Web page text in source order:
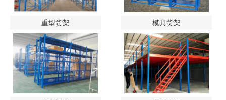
重型货架 模具货架